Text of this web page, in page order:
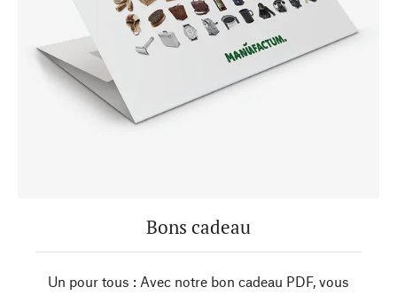
Bons cadeau
Un pour tous : Avec notre bon cadeau PDF, vous